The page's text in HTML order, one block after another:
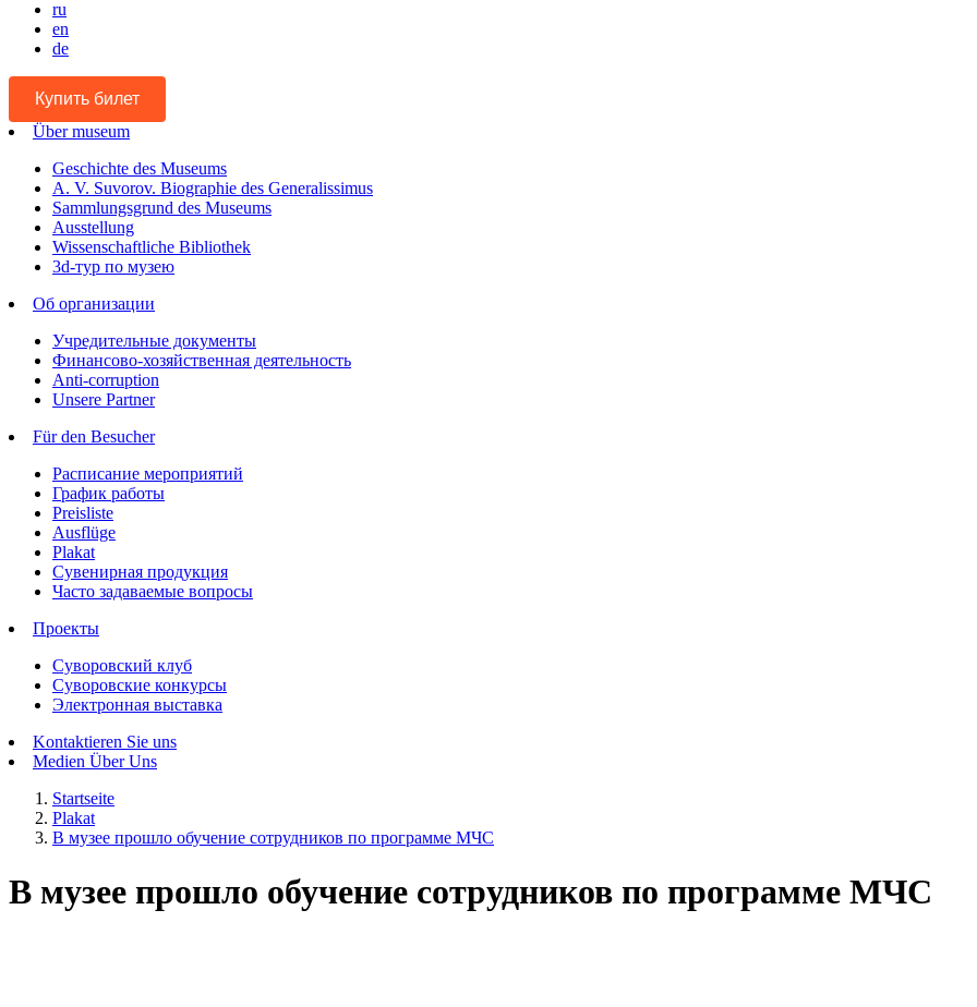
ru
en
de
Купить билет
Über museum
Geschichte des Museums
A. V. Suvorov. Biographie des Generalissimus
Sammlungsgrund des Museums
Ausstellung
Wissenschaftliche Bibliothek
3d-тур по музею
Об организации
Учредительные документы
Финансово-хозяйственная деятельность
Anti-corruption
Unsere Partner
Für den Besucher
Расписание мероприятий
График работы
Preisliste
Ausflüge
Plakat
Сувенирная продукция
Часто задаваемые вопросы
Проекты
Суворовский клуб
Суворовские конкурсы
Электронная выставка
Kontaktieren Sie uns
Medien Über Uns
Startseite
Plakat
В музее прошло обучение сотрудников по программе МЧС
В музее прошло обучение сотрудников по программе МЧС